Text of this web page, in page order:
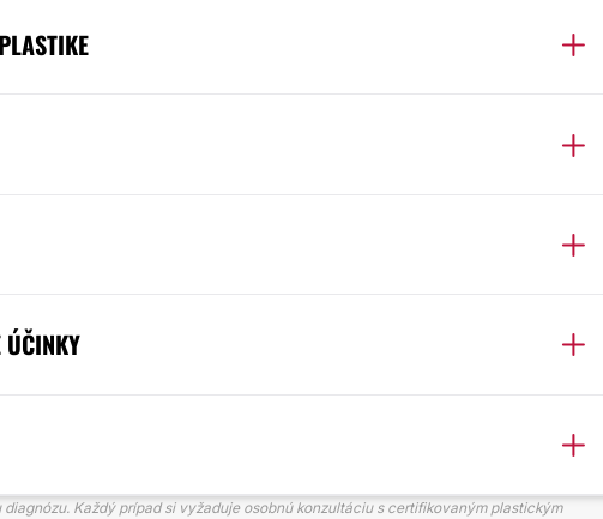
ÚČINKY
Každý prípad si vyžaduje osobnú konzultáciu s certifikovaným plastickým